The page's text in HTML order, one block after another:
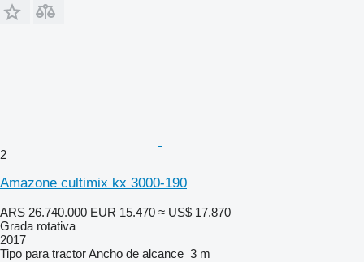
2
Amazone cultimix kx 3000-190
ARS 26.740.000 EUR 15.470 ≈ US$ 17.870
Grada rotativa
2017
Tipo para tractorAncho de alcance 3 m